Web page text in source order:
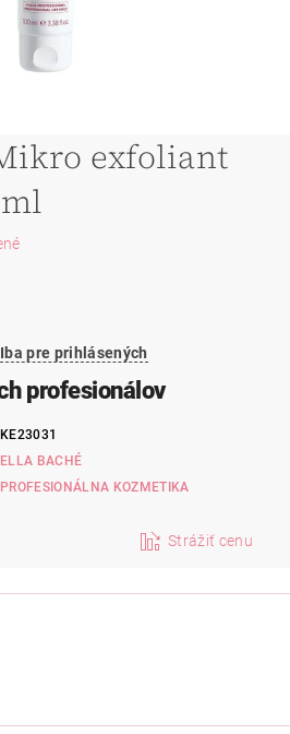
exfoliant
Iba pre prihlásených
profesionálov
KE23031
ELLA BACHÉ
PROFESIONÁLNA KOZMETIKA
Strážiť cenu